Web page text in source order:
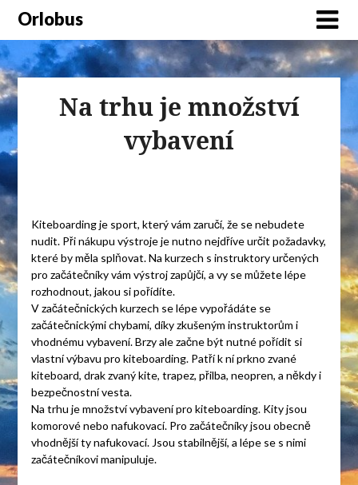
Orlobus
Na trhu je množství
vybavení
Kiteboarding je sport, který vám zaručí, že se nebudete
nudit. Při nákupu výstroje je nutno nejdříve určit požadavky,
které by měla splňovat. Na kurzech s instruktory určených
pro začátečníky vám výstroj zapůjčí, a vy se můžete lépe
rozhodnout, jakou si pořídíte.
V začátečnických kurzech se lépe vypořádáte se
začátečnickými chybami, díky zkušeným instruktorům i
vhodnému vybavení. Brzy ale začne být nutné pořídit si
vlastní výbavu pro kiteboarding. Patří k ní prkno zvané
kiteboard, drak zvaný kite, trapez, přilba, neopren, a někdy i
bezpečnostní vesta.
Na trhu je množství vybavení pro kiteboarding. Kity jsou
komorové nebo nafukovací. Pro začátečníky jsou obecně
vhodnější ty nafukovací. Jsou stabilnější, a lépe se s nimi
začátečníkovi manipuluje.